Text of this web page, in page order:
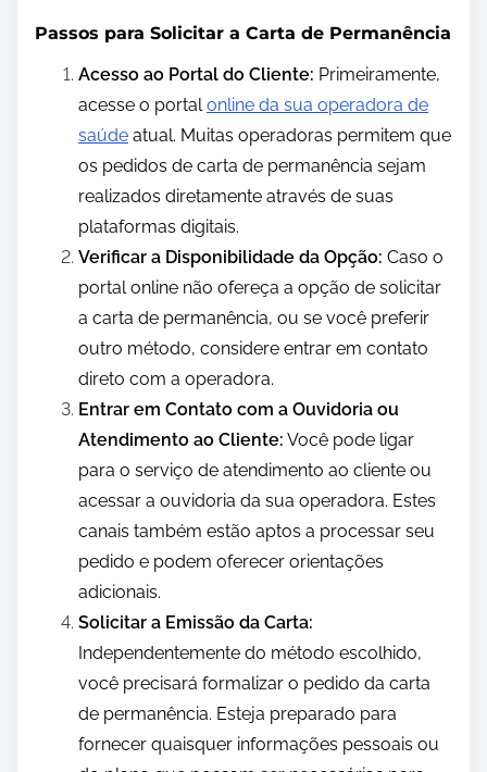
Passos para Solicitar a Carta de Permanência
Acesso ao Portal do Cliente: Primeiramente,
acesse o portalonline da sua operadora de
saúde atual. Muitas operadoras permitem que
os pedidos de carta de permanência sejam
realizados diretamente através de suas
plataformas digitais.
Verificar a Disponibilidade da Opção: Caso o
portal online não ofereça a opção de solicitar
a carta de permanência, ou se você preferir
outro método, considere entrar em contato
direto com a operadora.
Entrar em Contato com a Ouvidoria ou
Atendimento ao Cliente: Você pode ligar
para o serviço de atendimento ao cliente ou
acessar a ouvidoria da sua operadora. Estes
canais também estão aptos a processar seu
pedido e podem oferecer orientações
adicionais.
Solicitar a Emissão da Carta:
Independentemente do método escolhido,
você precisará formalizar o pedido da carta
de permanência. Esteja preparado para
fornecer quaisquer informações pessoais ou